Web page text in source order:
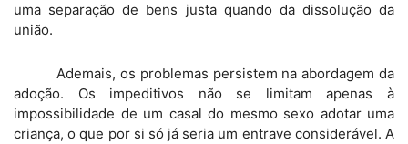
uma separação de bens justa quando da dissolução da
união.
Ademais, os problemas persistem na abordagem da
adoção. Os impeditivos não se limitam apenas à
impossibilidade de um casal do mesmo sexo adotar uma
criança, o que por si só já seria um entrave considerável. A